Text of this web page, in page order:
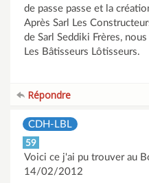
de passe passe et la
Après Sarl Les
de Sarl Seddiki Frères,
Les Bâtisseurs Lôtisseurs.
Répondre
CDH-LBL
59
Voici ce j'ai pu trouver au
14/02/2012